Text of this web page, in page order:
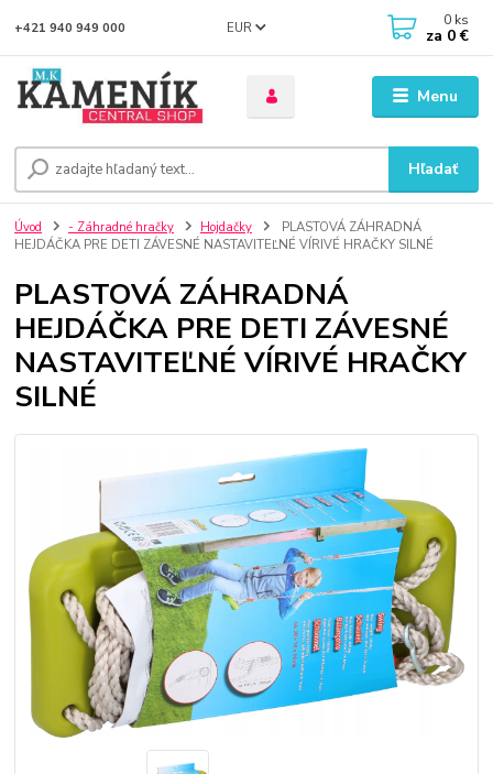
Menu
EUR
Hľadať
+421 940 949 000 0 ks
za 0 €
Úvod - Záhradné hračky Hojdačky
PLASTOVÁ ZÁHRADNÁ
HEJDÁČKA PRE DETI ZÁVESNÉ NASTAVITEĽNÉ VÍRIVÉ HRAČKY SILNÉ
PLASTOVÁ ZÁHRADNÁ
HEJDÁČKA PRE DETI ZÁVESNÉ
NASTAVITEĽNÉ VÍRIVÉ HRAČKY
SILNÉ